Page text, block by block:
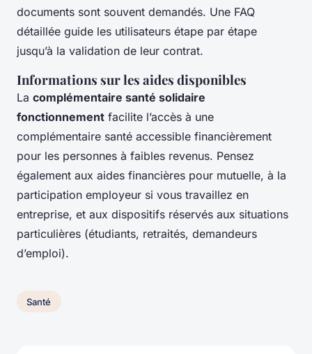
documents sont souvent demandés. Une FAQ
détaillée guide les utilisateurs étape par étape
jusqu’à la validation de leur contrat.
Informations sur les aides disponibles
La complémentaire santé solidaire
fonctionnement facilite l’accès à une
complémentaire santé accessible financièrement
pour les personnes à faibles revenus. Pensez
également aux aides financières pour mutuelle, à la
participation employeur si vous travaillez en
entreprise, et aux dispositifs réservés aux situations
particulières (étudiants, retraités, demandeurs
d’emploi).
Santé